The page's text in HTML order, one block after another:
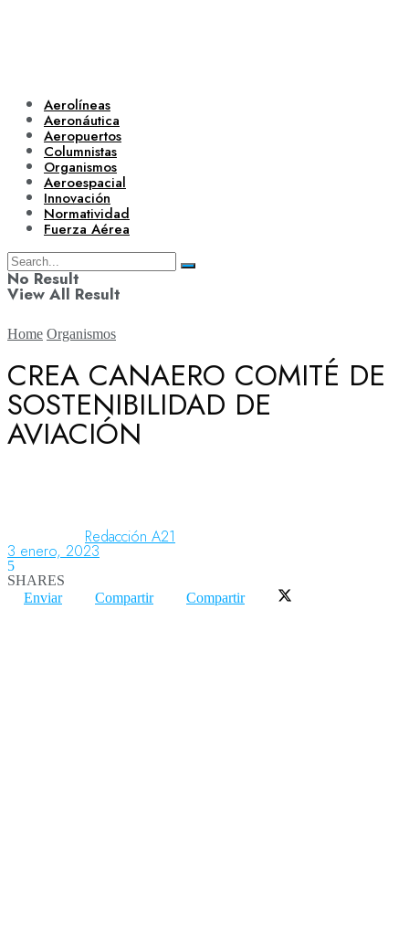
Aerolíneas
Aeronáutica
Aeropuertos
Columnistas
Organismos
Aeroespacial
Innovación
Normatividad
Fuerza Aérea
No Result
View All Result
Aerolíneas
Aeropuertos
Columnistas
Home Organismos
CREA CANAERO COMITÉ DE
SOSTENIBILIDAD DE
AVIACIÓN
Redacción A21
3 enero, 2023
5
SHARES
Enviar
Compartir Compartir